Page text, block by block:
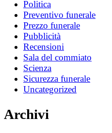
Politica
Preventivo funerale
Prezzo funerale
Pubblicità
Recensioni
Sala del commiato
Scienza
Sicurezza funerale
Uncategorized
Archivi